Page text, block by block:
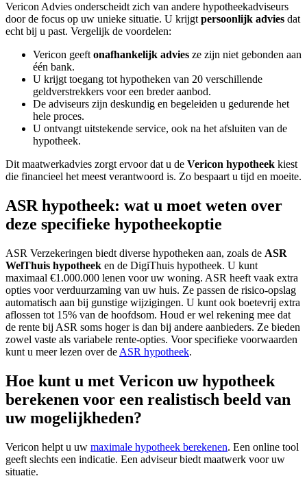
Vericon Advies onderscheidt zich van andere hypotheekadviseurs
door de focus op uw unieke situatie. U krijgt persoonlijk advies dat
echt bij u past. Vergelijk de voordelen:
Vericon geeft onafhankelijk advies ze zijn niet gebonden aan
één bank.
U krijgt toegang tot hypotheken van 20 verschillende
geldverstrekkers voor een breder aanbod.
De adviseurs zijn deskundig en begeleiden u gedurende het
hele proces.
U ontvangt uitstekende service, ook na het afsluiten van de
hypotheek.
Dit maatwerkadvies zorgt ervoor dat u de Vericon hypotheek kiest
die financieel het meest verantwoord is. Zo bespaart u tijd en moeite.
ASR hypotheek: wat u moet weten over
deze specifieke hypotheekoptie
ASR Verzekeringen biedt diverse hypotheken aan, zoals de ASR
WelThuis hypotheek en de DigiThuis hypotheek. U kunt
maximaal €1.000.000 lenen voor uw woning. ASR heeft vaak extra
opties voor verduurzaming van uw huis. Ze passen de risico-opslag
automatisch aan bij gunstige wijzigingen. U kunt ook boetevrij extra
aflossen tot 15% van de hoofdsom. Houd er wel rekening mee dat
de rente bij ASR soms hoger is dan bij andere aanbieders. Ze bieden
zowel vaste als variabele rente-opties. Voor specifieke voorwaarden
kunt u meer lezen over de ASR hypotheek.
Hoe kunt u met Vericon uw hypotheek
berekenen voor een realistisch beeld van
uw mogelijkheden?
Vericon helpt u uw maximale hypotheek berekenen. Een online tool
geeft slechts een indicatie. Een adviseur biedt maatwerk voor uw
situatie.